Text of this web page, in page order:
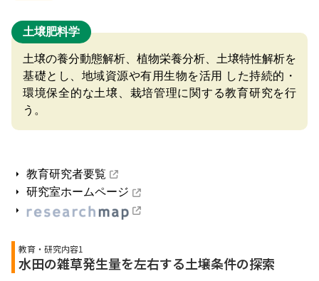
土壌肥料学
土壌の養分動態解析、植物栄養分析、土壌特性解析を
基礎とし、地域資源や有用生物を活用 した持続的・
環境保全的な土壌、栽培管理に関する教育研究を行
う。
教育研究者要覧
研究室ホームページ
教育・研究内容1
水田の雑草発生量を左右する土壌条件の探索